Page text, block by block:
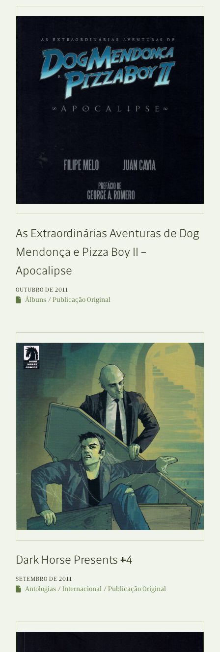
As Extraordinárias Aventuras de Dog
Mendonça e Pizza Boy II –
Apocalipse
OUTUBRO DE 2011
Álbuns Publicação Original
Dark Horse Presents #4
SETEMBRO DE 2011
Antologias Internacional Publicação Original